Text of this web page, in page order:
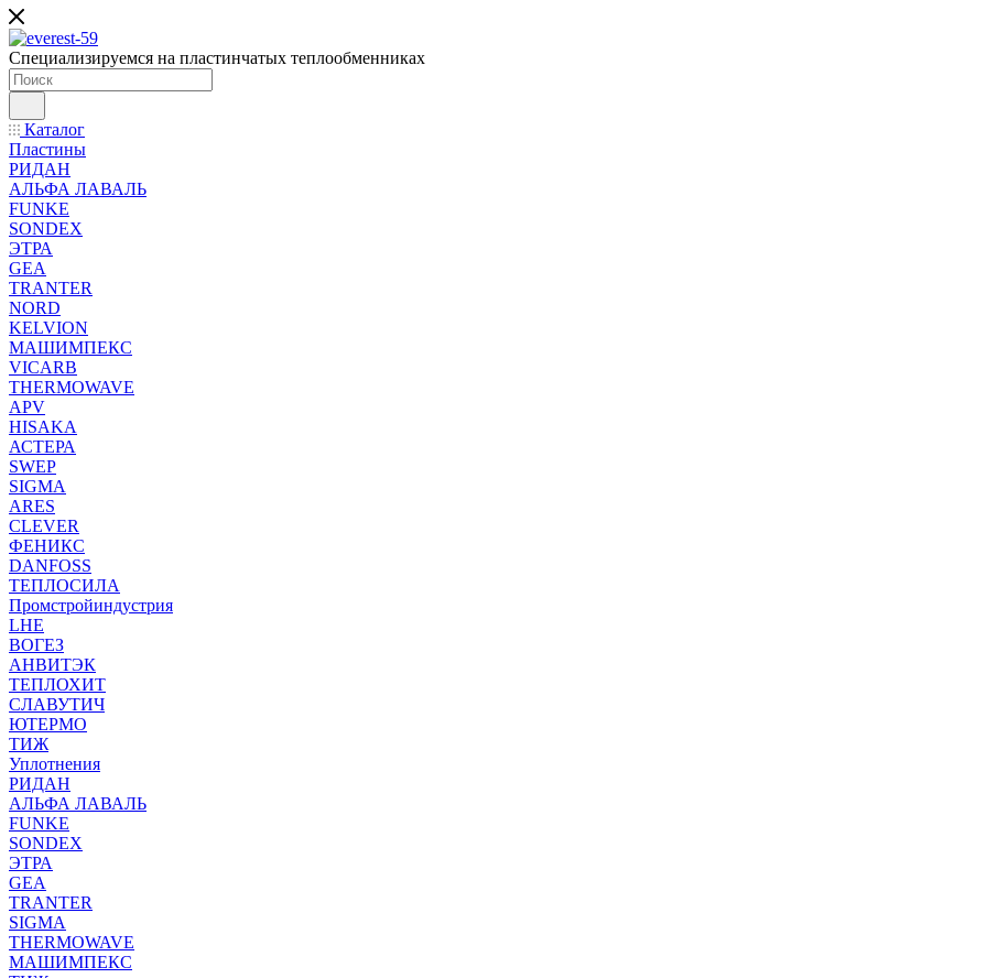
Специализируемся на пластинчатых теплообменниках
Каталог
Пластины
РИДАН
АЛЬФА ЛАВАЛЬ
FUNKE
SONDEX
ЭТРА
GEA
TRANTER
NORD
KELVION
МАШИМПЕКС
VICARB
THERMOWAVE
APV
HISAKA
АСТЕРА
SWEP
SIGMA
ARES
CLEVER
ФЕНИКС
DANFOSS
ТЕПЛОСИЛА
Промстройиндустрия
LHE
ВОГЕЗ
АНВИТЭК
ТЕПЛОХИТ
СЛАВУТИЧ
ЮТЕРМО
ТИЖ
Уплотнения
РИДАН
АЛЬФА ЛАВАЛЬ
FUNKE
SONDEX
ЭТРА
GEA
TRANTER
SIGMA
THERMOWAVE
МАШИМПЕКС